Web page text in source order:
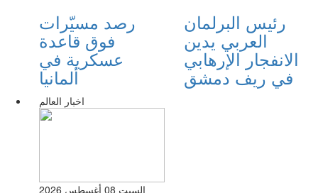
رصد مسيّرات
فوق قاعدة
عسكرية في
ألمانيا
رئيس البرلمان
العربي يدين
الانفجار الإرهابي
في ريف دمشق
اخبار العالم
السبت 08 أغسطس 2026